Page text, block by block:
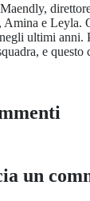
Amina e Leyla.
ultimi anni.
e
un